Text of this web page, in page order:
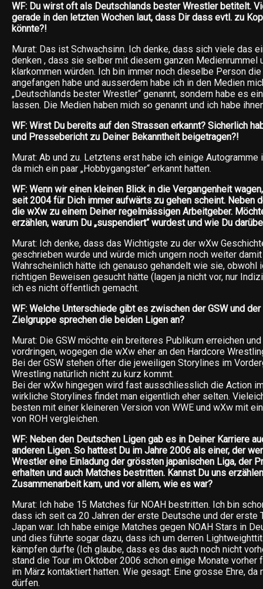
WF: Du wirst oft als Deutschlands bester Wrestler betitelt.
gerade in den letzten Wochen laut, dass Dir dass evtl. zu
könnte?!
Murat: Das ist Schwachsinn. Ich denke, dass sich viele das
denken , dass sie selber mit diesem ganzen Medienrummel
klarkommen würden. Ich bin immer noch dieselbe Person
angefangen habe und ausserdem habe ich in den Medien
„Deutschlands bester Wrestler“ genannt, sondern habe es
lassen. Die Medien haben mich so genannt und ich habe
WF: Wirst Du bereits auf den Strassen erkannt? Sicherlich
und Pressebericht zu Deiner Bekanntheit beigetragen?!
Murat: Ab und zu. Letztens erst habe ich einige
da mich ein paar „Hobbygangster“ erkannt hatten.
WF: Wenn wir einen kleinen Blick in die Vergangenheit
seit 2004 für Dich immer aufwärts zu gehen scheint. Neben
die wXw zu einem Deiner regelmässigen Arbeitgeber.
erzählen, warum Du „suspendiert“ wurdest und wie Du
Murat: Ich denke, dass das Wichtigste zu der wXw
geschrieben wurde und würde mich ungern noch weiter
Wahrscheinlich hätte ich genauso gehandelt wie sie, obwohl
richtigen Beweisen gesucht hätte (lagen ja nicht vor, nur
ich es nicht öffentlich gemacht.
WF: Welche Unterschiede gibt es zwischen der GSW und
Zielgruppe sprechen die beiden Ligen an?
Murat: Die GSW möchte ein breiteres Publikum erreichen
vordringen, wogegen die wXw eher an den Hardcore
Bei der GSW stehen öfter die jeweiligen Storylines im
Wrestling natürlich nicht zu kurz kommt.
Bei der wXw hingegen wird fast ausschliesslich die Action
wirkliche Storylines findet man eigentlich eher selten.
besten mit einer kleineren Version von WWE und wXw mit
von ROH vergleichen.
WF: Neben den Deutschen Ligen gab es in Deiner Karriere
anderen Ligen. So hattest Du im Jahre 2006 als einer, der
Wrestler eine Einladung der grössten japanischen Liga, der
erhalten und auch Matches bestritten. Kannst Du uns
Zusammenarbeit kam, und vor allem, wie es war?
Murat: Ich habe 15 Matches für NOAH bestritten. Ich bin
dass ich seit ca 20 Jahren der erste Deutsche und der erste
Japan war. Ich habe einige Matches gegen NOAH Stars in
und dies führte sogar dazu, dass ich um derren
kämpfen durfte (Ich glaube, dass es das auch noch nicht
stand die Tour im Oktober 2006 schon einige Monate vorher
im März kontaktiert hatten. Wie gesagt: Eine grosse Ehre, da
dürfen.